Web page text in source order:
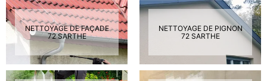
NETTOYAGE DE FAÇADE
72 SARTHE
NETTOYAGE DE PIGNON
72 SARTHE